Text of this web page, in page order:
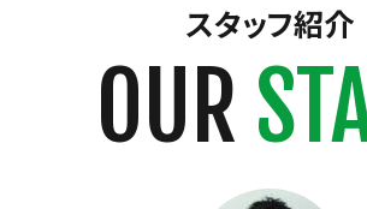
スタッフ紹介
OUR